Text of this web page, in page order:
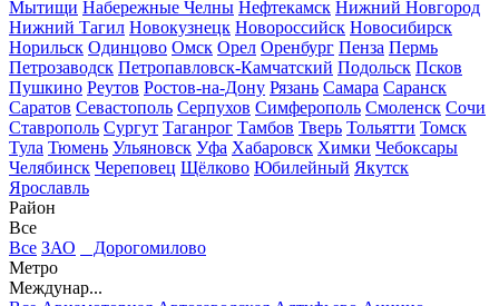
Мытищи Набережные Челны Нефтекамск Нижний Новгород
Нижний Тагил Новокузнецк Новороссийск Новосибирск
Норильск Одинцово Омск Орел Оренбург Пенза Пермь
Петрозаводск Петропавловск-Камчатский Подольск Псков
Пушкино Реутов Ростов-на-Дону Рязань Самара Саранск
Саратов Севастополь Серпухов Симферополь Смоленск Сочи
Ставрополь Сургут Таганрог Тамбов Тверь Тольятти Томск
Тула Тюмень Ульяновск Уфа Хабаровск Химки Чебоксары
Челябинск Череповец Щёлково Юбилейный Якутск
Ярославль
Район
Все
Все ЗАО
Дорогомилово
Метро
Междунар...